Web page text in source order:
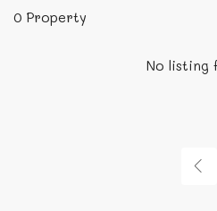
0 Property
No listing